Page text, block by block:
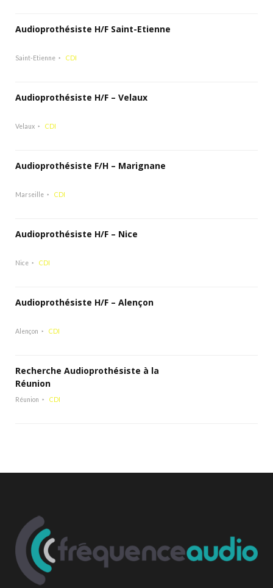
Audioprothésiste H/F Saint-Etienne
Saint-Etienne CDI
Audioprothésiste H/F – Velaux
Velaux CDI
Audioprothésiste F/H – Marignane
Marseille CDI
Audioprothésiste H/F – Nice
Nice CDI
Audioprothésiste H/F – Alençon
Alençon CDI
Recherche Audioprothésiste à la
Réunion
Réunion CDI